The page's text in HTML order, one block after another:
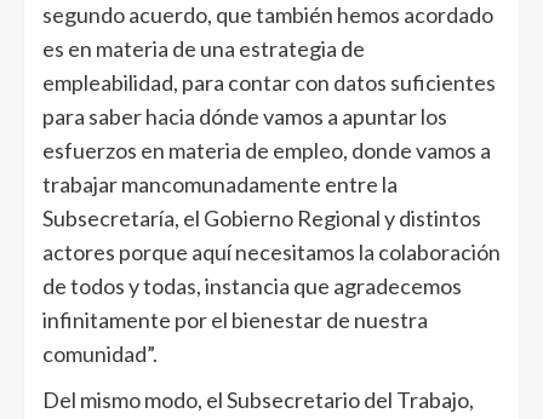
segundo acuerdo, que también hemos acordado
es en materia de una estrategia de
empleabilidad, para contar con datos suficientes
para saber hacia dónde vamos a apuntar los
esfuerzos en materia de empleo, donde vamos a
trabajar mancomunadamente entre la
Subsecretaría, el Gobierno Regional y distintos
actores porque aquí necesitamos la colaboración
de todos y todas, instancia que agradecemos
infinitamente por el bienestar de nuestra
comunidad”.
Del mismo modo, el Subsecretario del Trabajo,